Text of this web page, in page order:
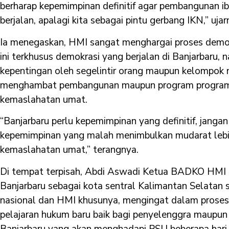
berharap kepemimpinan definitif agar pembangunan
berjalan, apalagi kita sebagai pintu gerbang IKN,”
Ia menegaskan, HMI sangat menghargai proses
ini terkhusus demokrasi yang berjalan di Banjarbaru,
kepentingan oleh segelintir orang maupun
menghambat pembangunan maupun program
kemaslahatan umat.
“Banjarbaru perlu kepemimpinan yang definitif,
kepemimpinan yang malah menimbulkan mudarat
kemaslahatan umat,” terangnya.
Di tempat terpisah, Abdi Aswadi Ketua BADKO
Banjarbaru sebagai kota sentral Kalimantan Selatan
nasional dan HMI khusunya, mengingat dalam
pelajaran hukum baru baik bagi penyelenggra